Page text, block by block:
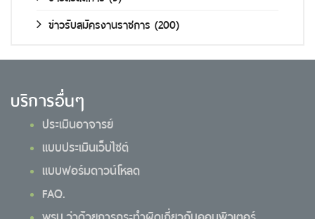
ข่าวรับสมัครงานราชการ (200)
บริการอื่นๆ
ประเมินอาจารย์
แบบประเมินเว็บไซต์
แบบฟอร์มดาวน์โหลด
FAQ.